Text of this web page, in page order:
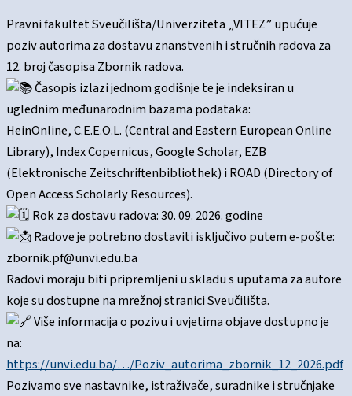
Pravni fakultet Sveučilišta/Univerziteta „VITEZ” upućuje
poziv autorima za dostavu znanstvenih i stručnih radova za
12. broj časopisa Zbornik radova.
Časopis izlazi jednom godišnje te je indeksiran u
uglednim međunarodnim bazama podataka:
HeinOnline, C.E.E.O.L. (Central and Eastern European Online
Library), Index Copernicus, Google Scholar, EZB
(Elektronische Zeitschriftenbibliothek) i ROAD (Directory of
Open Access Scholarly Resources).
Rok za dostavu radova: 30. 09. 2026. godine
Radove je potrebno dostaviti isključivo putem e-pošte:
zbornik.pf@unvi.edu.ba
Radovi moraju biti pripremljeni u skladu s uputama za autore
koje su dostupne na mrežnoj stranici Sveučilišta.
Više informacija o pozivu i uvjetima objave dostupno je
na:
https://unvi.edu.ba/…/Poziv_autorima_zbornik_12_2026.pdf
Pozivamo sve nastavnike, istraživače, suradnike i stručnjake